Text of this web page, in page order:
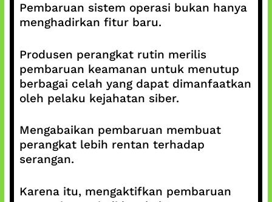
Pembaruan sistem operasi bukan hanya
menghadirkan fitur baru.
Produsen perangkat rutin merilis
pembaruan keamanan untuk menutup
berbagai celah yang dapat dimanfaatkan
oleh pelaku kejahatan siber.
Mengabaikan pembaruan membuat
perangkat lebih rentan terhadap
serangan.
Karena itu, mengaktifkan pembaruan